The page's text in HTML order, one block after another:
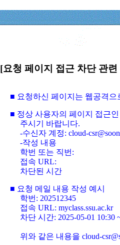
[요청 페이지 접근 차단 관
■ 요청하신 페이지는 웹공격
■ 정상 사용자의 페이지 접근
주시기 바랍니다.
-수신자 계정: cloud-
-작성 내용
학번 또는 직번:
접속 URL:
차단된 시간
■ 요청 메일 내용 작성 예시
학번: 202512345
접속 URL: myclass.ssu.ac.kr
차단 시간: 2025-05-01 10:30
위와 같은 내용을 cloud-